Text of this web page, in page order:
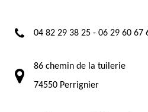
04 82 29 38 25 - 06 29 60 67
86 chemin de la tuilerie
74550 Perrignier